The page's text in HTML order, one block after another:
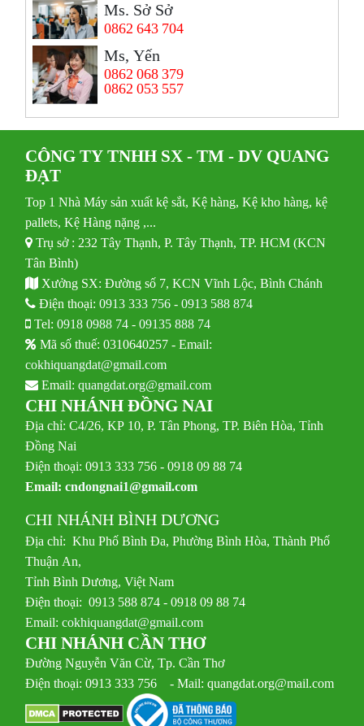
Ms. Sở Sở
0862 643 704
Ms, Yến
0862 068 379
0862 053 557
CÔNG TY TNHH SX - TM - DV QUANG
ĐẠT
Top 1 Nhà Máy sản xuất kệ sắt, Kệ hàng, Kệ kho hàng, kệ
pallets, Kệ Hàng nặng ,...
Trụ sở : 232 Tây Thạnh, P. Tây Thạnh, TP. HCM (KCN
Tân Bình)
Xưởng SX: Đường số 7, KCN Vĩnh Lộc, Bình Chánh
Điện thoại:0913 333 756 -0913 588 874
Tel:0918 0988 74 -09135 888 74
Mã số thuế: 0310640257 - Email:
cokhiquangdat@gmail.com
Email:quangdat.org@gmail.com
CHI NHÁNH ĐỒNG NAI
Địa chỉ: C4/26, KP 10, P. Tân Phong, TP. Biên Hòa, Tỉnh
Đồng Nai
Điện thoại: 0913 333 756 - 0918 09 88 74
Email:cndongnai1@gmail.com
CHI NHÁNH BÌNH DƯƠNG
Địa chỉ: Khu Phố Bình Đa, Phường Bình Hòa, Thành Phố
Thuận An,
Tỉnh Bình Dương, Việt Nam
Điện thoại: 0913 588 874 - 0918 09 88 74
Email:cokhiquangdat@gmail.com
CHI NHÁNH CẦN THƠ
Đường Nguyễn Văn Cừ, Tp. Cần Thơ
Điện thoại: 0913 333 756 - Mail: quangdat.org@mail.com